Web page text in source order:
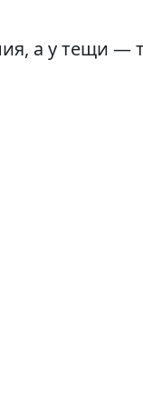
а у тещи —